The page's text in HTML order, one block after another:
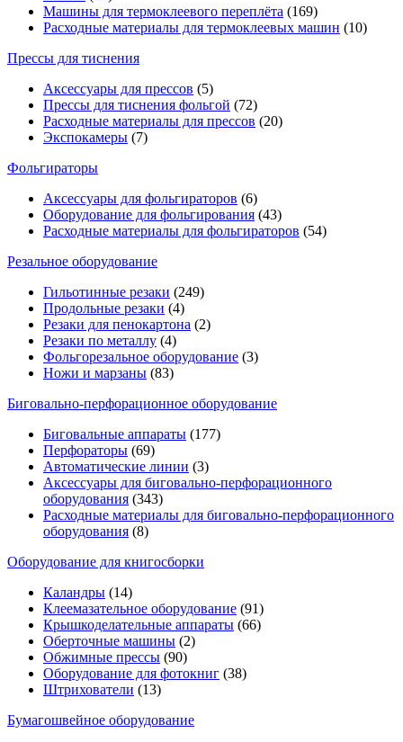
Машины для термоклеевого переплёта (169)
Расходные материалы для термоклеевых машин (10)
Прессы для тиснения
Аксессуары для прессов (5)
Прессы для тиснения фольгой (72)
Расходные материалы для прессов (20)
Экспокамеры (7)
Фольгираторы
Аксессуары для фольгираторов (6)
Оборудование для фольгирования (43)
Расходные материалы для фольгираторов (54)
Резальное оборудование
Гильотинные резаки (249)
Продольные резаки (4)
Резаки для пенокартона (2)
Резаки по металлу (4)
Фольгорезальное оборудование (3)
Ножи и марзаны (83)
Биговально-перфорационное оборудование
Биговальные аппараты (177)
Перфораторы (69)
Автоматические линии (3)
Аксессуары для биговально-перфорационного
оборудования (343)
Расходные материалы для биговально-перфорационного
оборудования (8)
Оборудование для книгосборки
Каландры (14)
Клеемазательное оборудование (91)
Крышкоделательные аппараты (66)
Оберточные машины (2)
Обжимные прессы (90)
Оборудование для фотокниг (38)
Штрихователи (13)
Бумагошвейное оборудование